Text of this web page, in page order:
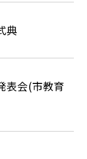
典
表会(市教育